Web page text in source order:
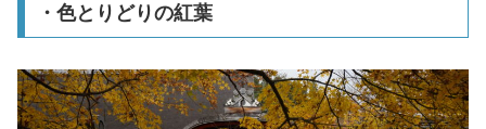
・色とりどりの紅葉